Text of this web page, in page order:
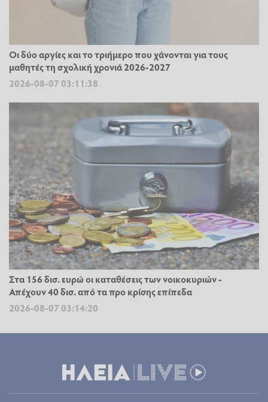
Οι δύο αργίες και το τριήμερο που χάνονται για τους
μαθητές τη σχολική χρονιά 2026-2027
2026-08-07 03:11:38
Στα 156 δισ. ευρώ οι καταθέσεις των νοικοκυριών -
Απέχουν 40 δισ. από τα προ κρίσης επίπεδα
2026-08-07 03:14:20